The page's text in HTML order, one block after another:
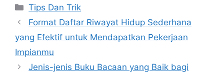
Categories
Tips Dan Trik
Format Daftar Riwayat Hidup Sederhana
yang Efektif untuk Mendapatkan Pekerjaan
Impianmu
Jenis-jenis Buku Bacaan yang Baik bagi